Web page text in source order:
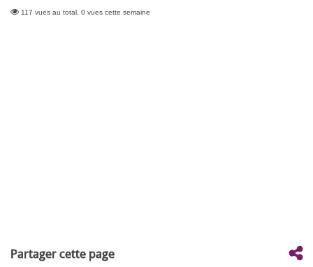
117 vues au total, 0 vues cette semaine
Partager cette page